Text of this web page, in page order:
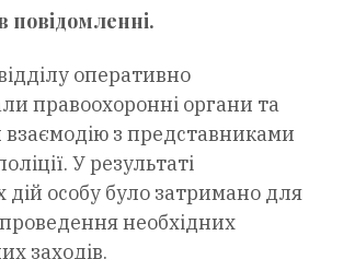
повідомленні.
оперативно
правоохоронні органи та
з представниками
У результаті
особу було затримано для
необхідних
заходів.